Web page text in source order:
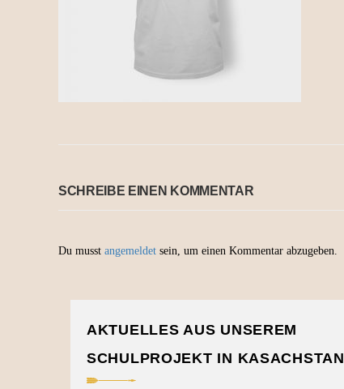
SCHREIBE EINEN KOMMENTAR
Du musst angemeldet sein, um einen Kommentar abzugeben.
AKTUELLES AUS UNSEREM
SCHULPROJEKT IN KASACHSTAN